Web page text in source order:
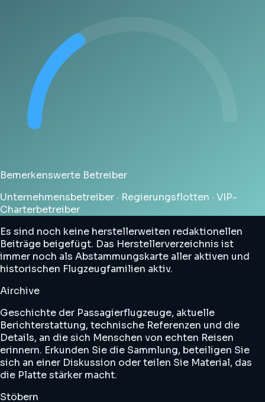
Bemerkenswerte Betreiber
Unternehmensbetreiber · Regierungsflotten · VIP-
Charterbetreiber
Es sind noch keine herstellerweiten redaktionellen
Beiträge beigefügt. Das Herstellerverzeichnis ist
immer noch als Abstammungskarte aller aktiven und
historischen Flugzeugfamilien aktiv.
Airchive
Geschichte der Passagierflugzeuge, aktuelle
Berichterstattung, technische Referenzen und die
Details, an die sich Menschen von echten Reisen
erinnern. Erkunden Sie die Sammlung, beteiligen Sie
sich an einer Diskussion oder teilen Sie Material, das
die Platte stärker macht.
Stöbern